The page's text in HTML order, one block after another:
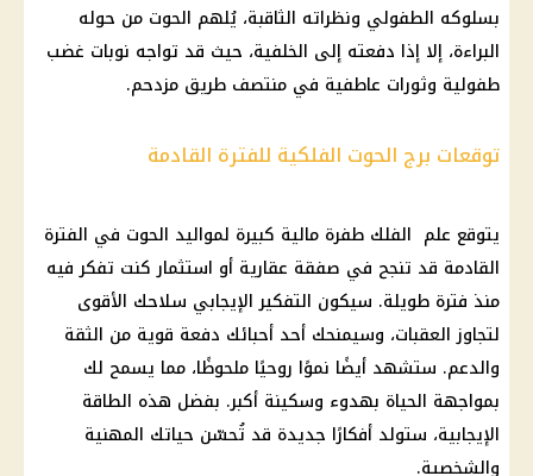
بسلوكه الطفولي ونظراته الثاقبة، يُلهم الحوت من حوله
البراءة، إلا إذا دفعته إلى الخلفية، حيث قد تواجه نوبات غضب
طفولية وثورات عاطفية في منتصف طريق مزدحم.
توقعات برج الحوت الفلكية للفترة القادمة
يتوقع علم الفلك طفرة مالية كبيرة لمواليد الحوت في الفترة
القادمة قد تنجح في صفقة عقارية أو استثمار كنت تفكر فيه
منذ فترة طويلة. سيكون التفكير الإيجابي سلاحك الأقوى
لتجاوز العقبات، وسيمنحك أحد أحبائك دفعة قوية من الثقة
والدعم. ستشهد أيضًا نموًا روحيًا ملحوظًا، مما يسمح لك
بمواجهة الحياة بهدوء وسكينة أكبر. بفضل هذه الطاقة
الإيجابية، ستولد أفكارًا جديدة قد تُحسّن حياتك المهنية
والشخصية.